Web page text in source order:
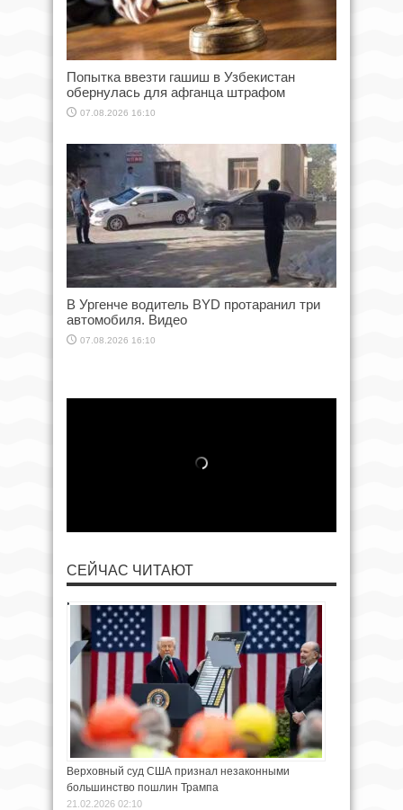
Попытка ввезти гашиш в Узбекистан
обернулась для афганца штрафом
07.08.2026 16:10
В Ургенче водитель BYD протаранил три
автомобиля. Видео
07.08.2026 16:10
СЕЙЧАС ЧИТАЮТ
Верховный суд США признал незаконными
большинство пошлин Трампа
21.02.2026 02:10